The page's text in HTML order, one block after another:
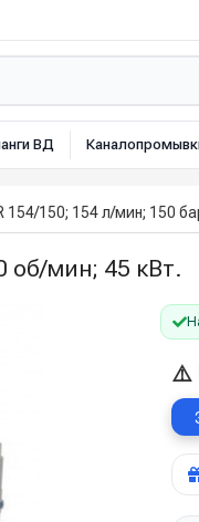
ВД
154/150; 154 л/мин; 150
об/мин; 45 кВт.
⚠️